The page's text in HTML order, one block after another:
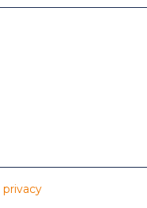
privacy